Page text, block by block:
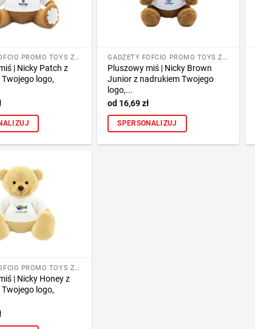
GADŻETY FOFCIO PROMO TOYS ZE ZNAKOWANIEM
| Nicky Patch z
logo,
GADŻETY FOFCIO PROMO TOYS ZE ZNAKOWANIEM
Pluszowy miś | Nicky Brown
Junior z nadrukiem Twojego
logo,...
16,69zł
SPERSONALIZUJ
GADŻETY FOFCIO PROMO TOYS ZE ZNAKOWANIEM
| Nicky Honey z
logo,